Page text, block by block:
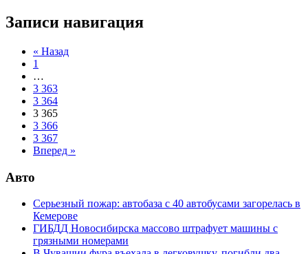
Записи навигация
« Назад
1
…
3 363
3 364
3 365
3 366
3 367
Вперед »
Авто
Серьезный пожар: автобаза с 40 автобусами загорелась в
Кемерове
ГИБДД Новосибирска массово штрафует машины с
грязными номерами